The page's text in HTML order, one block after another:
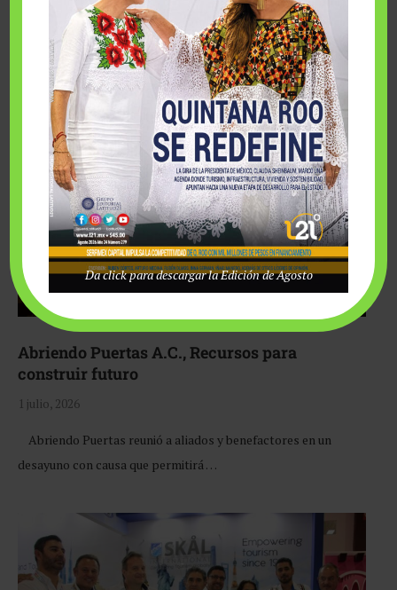
Fairmont Mayakoba y Make-A-Wish México unieron
esfuerzos para hacer realidad el deseo de una …
Abriendo Puertas A.C., Recursos para
construir futuro
1 julio, 2026
Abriendo Puertas reunió a aliados y benefactores en un
desayuno con causa que permitirá …
Da click para descargar la Edición de Agosto